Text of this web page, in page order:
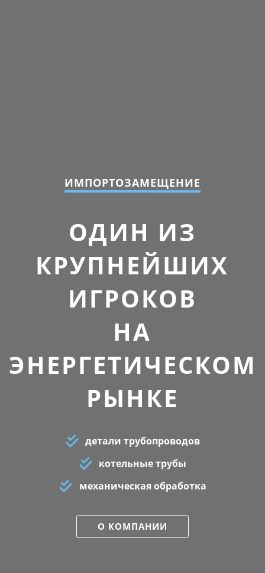
ИМПОРТОЗАМЕЩЕНИЕ
ОДИН ИЗ
КРУПНЕЙШИХ
ИГРОКОВ
НА
ЭНЕРГЕТИЧЕСКОМ
РЫНКЕ
детали трубопроводов
котельные трубы
механическая обработка
О КОМПАНИИ